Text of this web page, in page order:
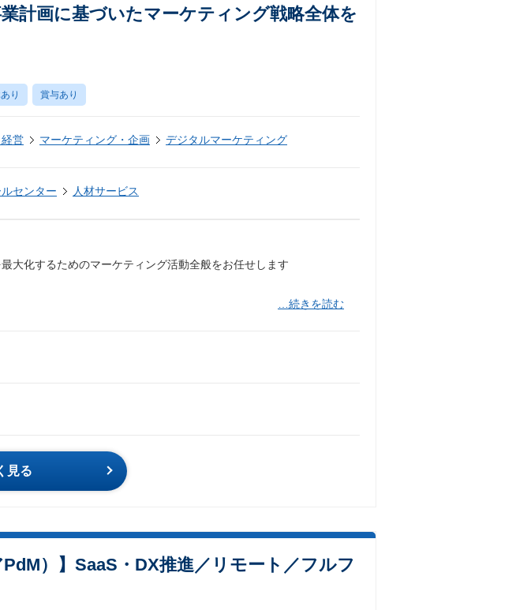
計画に基づいたマーケティング戦略全体を
り 賞与あり
営 マーケティング・企画 デジタルマーケティング
センター 人材サービス
大化するためのマーケティング活動全般をお任せします
…続きを読む
見る
）】SaaS・DX推進／リモート／フルフ